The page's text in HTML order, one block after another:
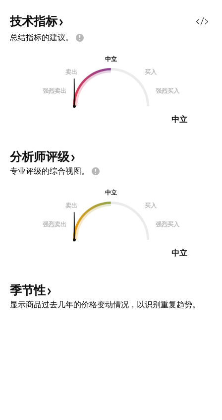
技术指标
总结指标的建议。
中立
卖出
买入
强烈卖出 强烈买入
中立
分析师评级
专业评级的综合视图。
中立
卖出
买入
强烈卖出 强烈买入
中立
季节性
显示商品过去几年的价格变动情况，以识别重复趋势。